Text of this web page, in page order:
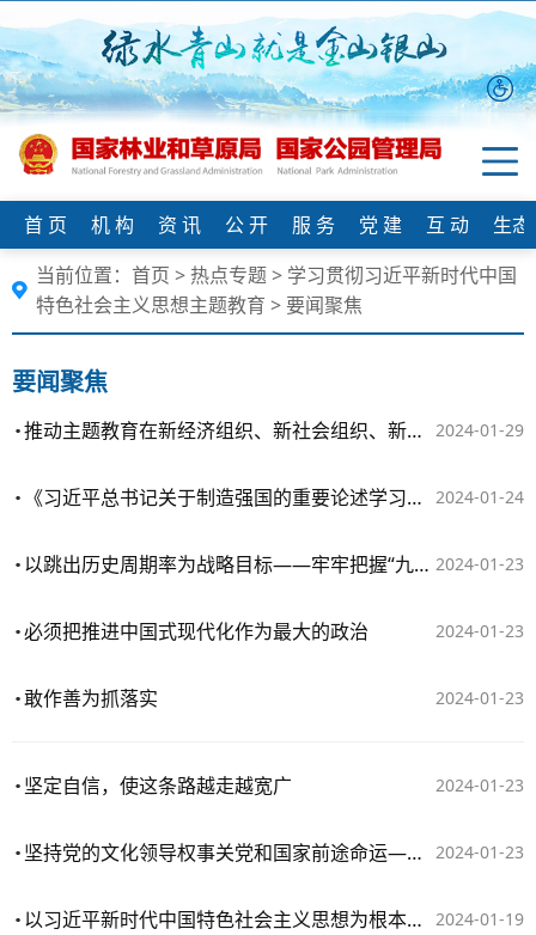
首 页 机 构 资 讯 公 开 服 务 党 建 互 动
生
当前位置： 首页 > 热点专题> 学习贯彻习近平新时代中国
特色社会主义思想主题教育 > 要闻聚焦
要闻聚焦
2024-01-29
推动主题教育在新经济组织、新社会组织、新就业群体走深走实
2024-01-24
《习近平总书记关于制造强国的重要论述学习读本》出版发行
2024-01-23
以跳出历史周期率为战略目标——牢牢把握“九个以”的实践要求深入推进党的自我革命④
2024-01-23
必须把推进中国式现代化作为最大的政治
2024-01-23
敢作善为抓落实
2024-01-23
坚定自信，使这条路越走越宽广
2024-01-23
坚持党的文化领导权事关党和国家前途命运——深入学习贯彻习近平文化思想系列述评之一
2024-01-19
以习近平新时代中国特色社会主义思想为根本遵循——牢牢把握“九个以”的实践要求深入推进党的自我革命③